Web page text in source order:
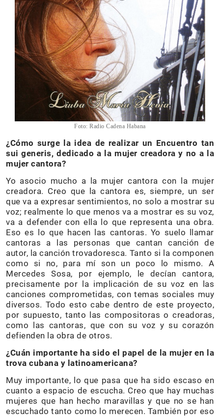
Foto: Radio Cadena Habana
¿Cómo surge la idea de realizar un Encuentro tan
sui generis, dedicado a la mujer creadora y no a la
mujer cantora?
Yo asocio mucho a la mujer cantora con la mujer
creadora. Creo que la cantora es, siempre, un ser
que va a expresar sentimientos, no solo a mostrar su
voz; realmente lo que menos va a mostrar es su voz,
va a defender con ella lo que representa una obra.
Eso es lo que hacen las cantoras. Yo suelo llamar
cantoras a las personas que cantan canción de
autor, la canción trovadoresca. Tanto si la componen
como si no, para mí son un poco lo mismo. A
Mercedes Sosa, por ejemplo, le decían cantora,
precisamente por la implicación de su voz en las
canciones comprometidas, con temas sociales muy
diversos. Todo esto cabe dentro de este proyecto,
por supuesto, tanto las compositoras o creadoras,
como las cantoras, que con su voz y su corazón
defienden la obra de otros.
¿Cuán importante ha sido el papel de la mujer en la
trova cubana y latinoamericana?
Muy importante, lo que pasa que ha sido escaso en
cuanto a espacio de escucha. Creo que hay muchas
mujeres que han hecho maravillas y que no se han
escuchado tanto como lo merecen. También por eso